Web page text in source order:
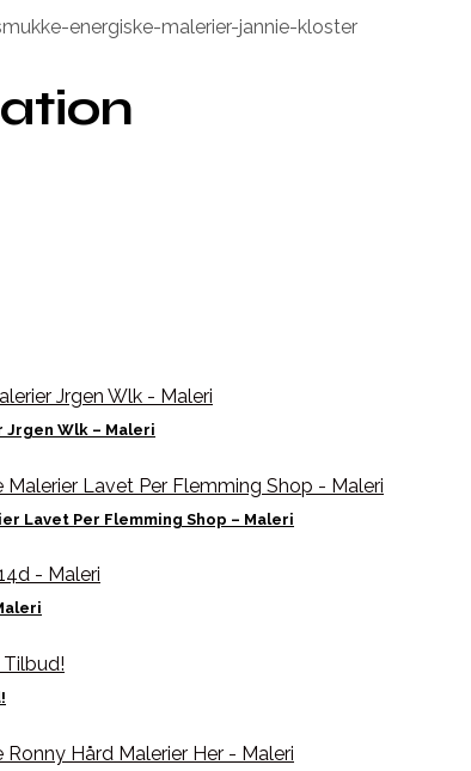
energiske-malerier-jannie-kloster
Jrgen Wlk – Maleri
Lavet Per Flemming Shop – Maleri